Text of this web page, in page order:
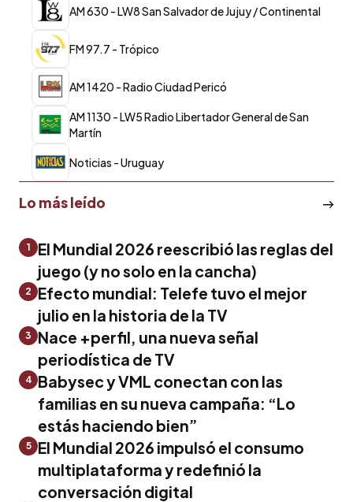
AM 630 - LW8 San Salvador de Jujuy / Continental
FM 97.7 - Trópico
AM 1420 - Radio Ciudad Pericó
AM 1130 - LW5 Radio Libertador General de San
Martín
Noticias - Uruguay
Lo más leído
1
El Mundial 2026 reescribió las reglas del
juego (y no solo en la cancha)
2
Efecto mundial: Telefe tuvo el mejor
julio en la historia de la TV
3
Nace +perfil, una nueva señal
periodística de TV
4 Babysec y VML conectan con las
familias en su nueva campaña: “Lo
estás haciendo bien”
5
El Mundial 2026 impulsó el consumo
multiplataforma y redefinió la
conversación digital